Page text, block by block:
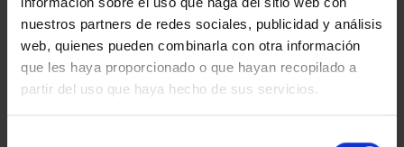
nuestros partners de redes sociales, publicidad y análisis
web, quienes pueden combinarla con otra información
que les haya proporcionado o que hayan recopilado a
partir del uso que haya hecho de sus servicios.
949,00 €
Sólo para usuarios
registrados
949,00 €
Sólo para usuarios
registrados